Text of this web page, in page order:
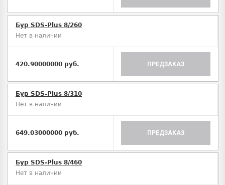
Бур SDS-Plus 8/260
Нет в наличии
420.90000000 руб. ПРЕДЗАКАЗ
Бур SDS-Plus 8/310
Нет в наличии
649.03000000 руб. ПРЕДЗАКАЗ
Бур SDS-Plus 8/460
Нет в наличии